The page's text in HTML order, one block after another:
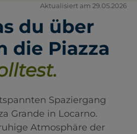
Aktualisiert am 29.05.2026
du über
die Piazza
Spaziergang
Grande in Locarno.
Atmosphäre der